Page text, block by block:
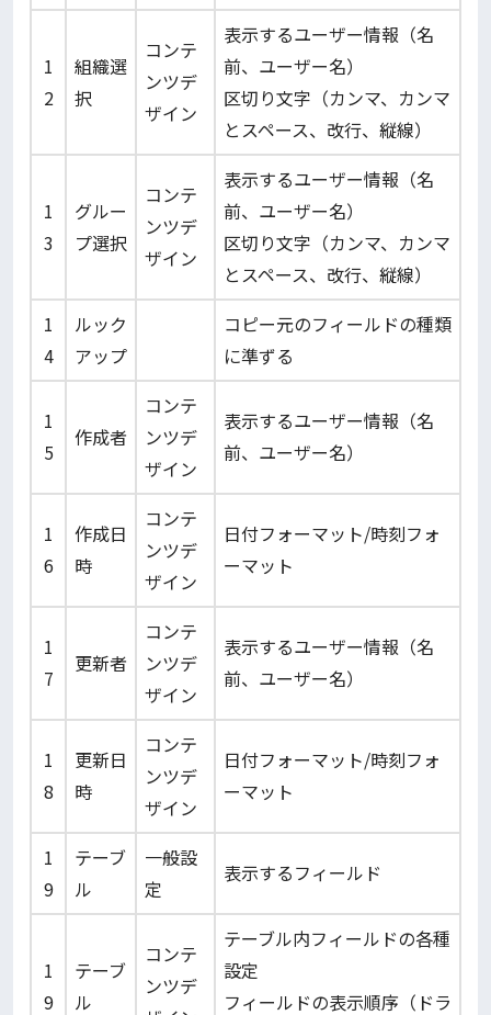
1
2
組織選
択
コンテ
ンツデ
ザイン
表示するユーザー情報（名
前、ユーザー名）
区切り文字（カンマ、カンマ
とスペース、改行、縦線）
1
3
グルー
プ選択
コンテ
ンツデ
ザイン
表示するユーザー情報（名
前、ユーザー名）
区切り文字（カンマ、カンマ
とスペース、改行、縦線）
1
4
ルック
アップ
コピー元のフィールドの種類
に準ずる
1
5
作成者
コンテ
ンツデ
ザイン
表示するユーザー情報（名
前、ユーザー名）
1
6
作成日
時
コンテ
ンツデ
ザイン
日付フォーマット/時刻フォ
ーマット
1
7
更新者
コンテ
ンツデ
ザイン
表示するユーザー情報（名
前、ユーザー名）
1
8
更新日
時
コンテ
ンツデ
ザイン
日付フォーマット/時刻フォ
ーマット
1
9
テーブ
ル
一般設
定
表示するフィールド
1
9
テーブ
ル
コンテ
ンツデ
テーブル内フィールドの各種
設定
フィールドの表示順序（ドラ